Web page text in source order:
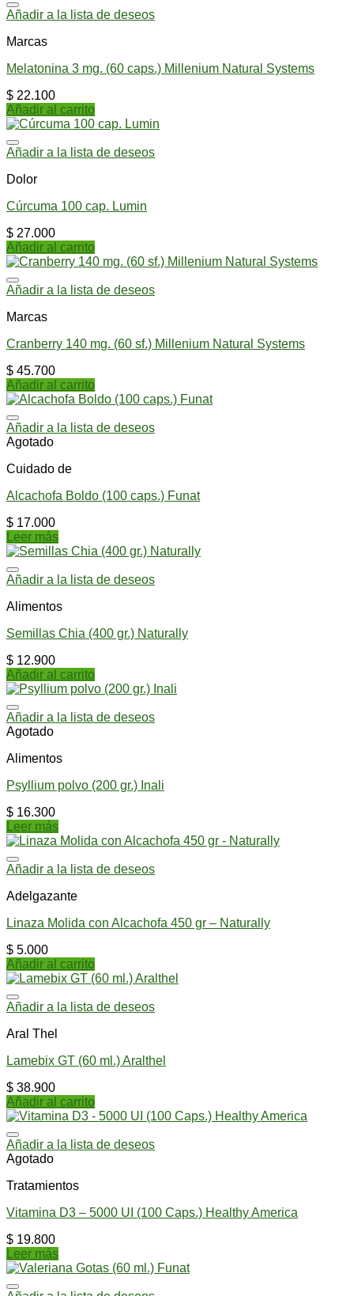
Añadir a la lista de deseos
Marcas
Melatonina 3 mg. (60 caps.) Millenium Natural Systems
$ 22.100
Añadir al carrito
Añadir a la lista de deseos
Dolor
Cúrcuma 100 cap. Lumin
$ 27.000
Añadir al carrito
Añadir a la lista de deseos
Marcas
Cranberry 140 mg. (60 sf.) Millenium Natural Systems
$ 45.700
Añadir al carrito
Añadir a la lista de deseos
Agotado
Cuidado de
Alcachofa Boldo (100 caps.) Funat
$ 17.000
Leer más
Añadir a la lista de deseos
Alimentos
Semillas Chia (400 gr.) Naturally
$ 12.900
Añadir al carrito
Añadir a la lista de deseos
Agotado
Alimentos
Psyllium polvo (200 gr.) Inali
$ 16.300
Leer más
Añadir a la lista de deseos
Adelgazante
Linaza Molida con Alcachofa 450 gr – Naturally
$ 5.000
Añadir al carrito
Añadir a la lista de deseos
Aral Thel
Lamebix GT (60 ml.) Aralthel
$ 38.900
Añadir al carrito
Añadir a la lista de deseos
Agotado
Tratamientos
Vitamina D3 – 5000 UI (100 Caps.) Healthy America
$ 19.800
Leer más